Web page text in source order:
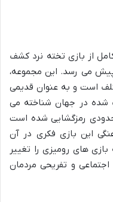
از بازی تخته نرد کشف
آن به حدود ۴۷۰۰ سال پیش می رسد. این مجموعه،
مهره و ۴ تاس مختلف است و به عنوان قدیمی
شده در جهان شناخته می
حدودی رمزگشایی شده است
این بازی فکری در آن
های رومیزی را تغییر
و تفریحی مردمان